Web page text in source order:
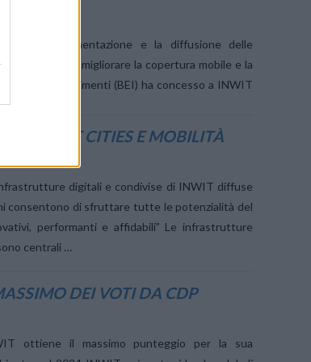
l’implementazione e la diffusione delle
e migliorare la copertura mobile e la
per gli investimenti (BEI) ha concesso a INWIT
di euro per …
SMART CITIES E MOBILITÀ
digitali e condivise di INWIT diffuse
consentono di sfruttare tutte le potenzialità del
performanti e affidabili” Le infrastrutture
centrali …
DEI VOTI DA CDP
ottiene il massimo punteggio per la sua